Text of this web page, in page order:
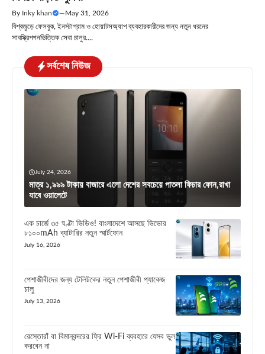
By Inky khan —May 31, 2026
বিশ্বজুড়ে ফেসবুক, ইনস্টাগ্রাম ও হোয়াটসঅ্যাপ ব্যবহারকারীদের জন্য নতুন ধরনের
সাবস্ক্রিপশনভিত্তিক সেবা চালুর....
সর্বশেষ নিউজ
July 24, 2026
মাত্র ১,৯৯৯ টাকায় বাজারে এলো দেশের সবচেয়ে পাতলা ফিচার ফোন,রাখা
যাবে ওয়ালেটে
এক চার্জে ৩৫ ঘণ্টা ভিডিও! বাংলাদেশে আসছে ভিভোর
৮১০০mAh ব্যাটারির নতুন স্মার্টফোন
July 16, 2026
পেশাজীবীদের জন্য টেলিটকের নতুন পেশাজীবী প্যাকেজ
চালু
July 13, 2026
রেস্তোরাঁ বা বিমানবন্দরের ফ্রি Wi-Fi ব্যবহারে যেসব ভুল
করবেন না